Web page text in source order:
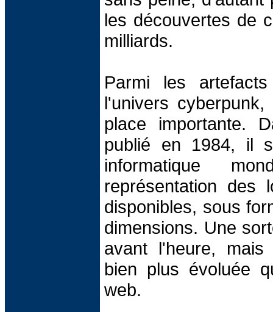
les découvertes de
milliards.
Parmi les
l'univers
place importante.
publié en 1984, il
informatique
représentation des
disponibles, sous
dimensions. Une
avant l'heure,
bien plus évoluée
web.